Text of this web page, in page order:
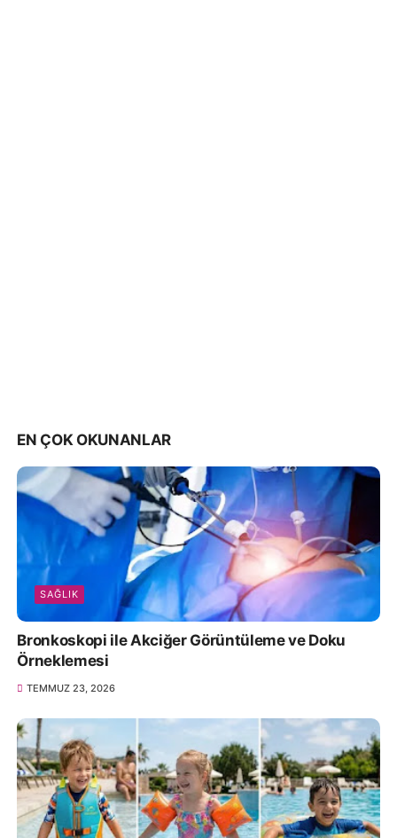
EN ÇOK OKUNANLAR
SAĞLIK
Bronkoskopi ile Akciğer Görüntüleme ve Doku
Örneklemesi
TEMMUZ 23, 2026